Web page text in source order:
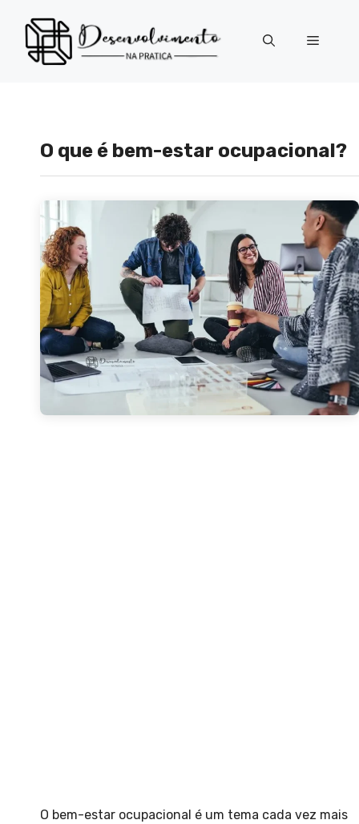
para
conteúdo
Menu
O que é bem-estar ocupacional?
O bem-estar ocupacional é um tema cada vez mais